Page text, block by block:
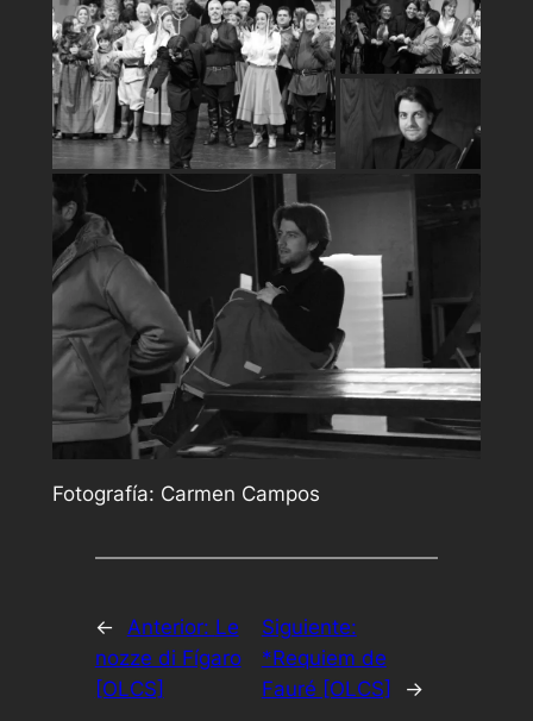
Fotografía: Carmen Campos
← Anterior: Le
nozze di Fígaro
[OLCS]
Siguiente:
*Requiem de
Fauré [OLCS]
→